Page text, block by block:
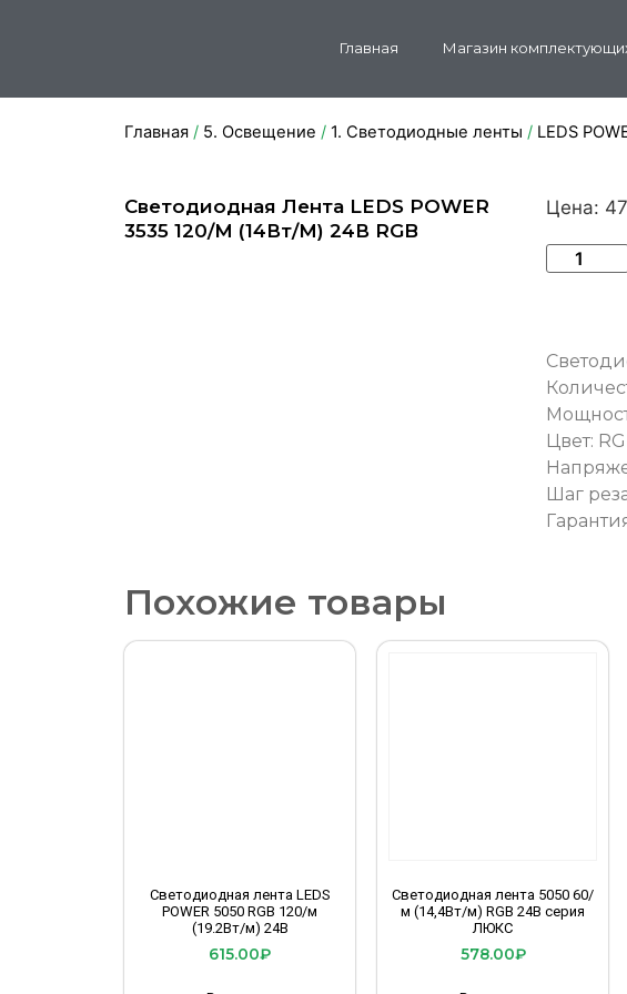
Главная Магазин
Главная / 5. Освещение / 1. Светодиодные ленты / LEDS
Светодиодная Лента LEDS POWER
3535 120/м (14Вт/м) 24В RGB
Цена:
Цвет:
Шаг
Похожие товары
Светодиодная лента LEDS
POWER 5050 RGB 120/м
(19.2Вт/м) 24В
615.00₽
Светодиодная лента 5050 60/
м (14,4Вт/м) RGB 24B серия
ЛЮКС
578.00₽